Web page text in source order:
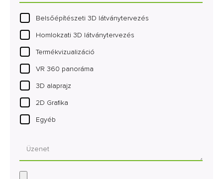
Belsőépítészeti 3D látványtervezés
Homlokzati 3D látványtervezés
Termékvizualizáció
VR 360 panoráma
3D alaprajz
2D Grafika
Egyéb